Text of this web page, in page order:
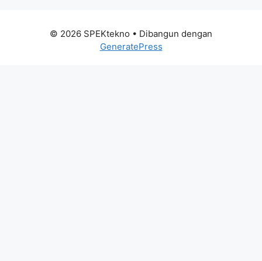
© 2026 SPEKtekno • Dibangun dengan
GeneratePress